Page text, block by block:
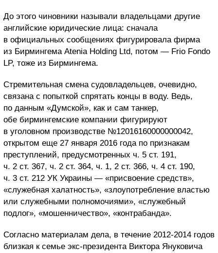
До этого чиновники называли владельцами другие
английские юридические лица: сначала
в официальных сообщениях фигурировала фирма
из Бирмингема Atenia Holding Ltd, потом — Frio Fondo
LP, тоже из Бирмингема.
Стремительная смена судовладельцев, очевидно,
связана с попыткой спрятать концы в воду. Ведь,
по данным «Думской», как и сам танкер,
обе бирмингемские компании фигурируют
в уголовном производстве №12016160000000042,
открытом еще 27 января 2016 года по признакам
преступлений, предусмотренных ч. 5 ст. 191,
ч. 2 ст. 367, ч. 2 ст. 364, ч. 1, 2 ст. 366, ч. 4 ст. 190,
ч. 3 ст. 212 УК Украины — «присвоение средств»,
«служебная халатность», «злоупотребление властью
или служебными полномочиями», «служебный
подлог», «мошенничество», «контрабанда».
Согласно материалам дела, в течение 2012-2014 годов
близкая к семье экс-президента Виктора Януковича